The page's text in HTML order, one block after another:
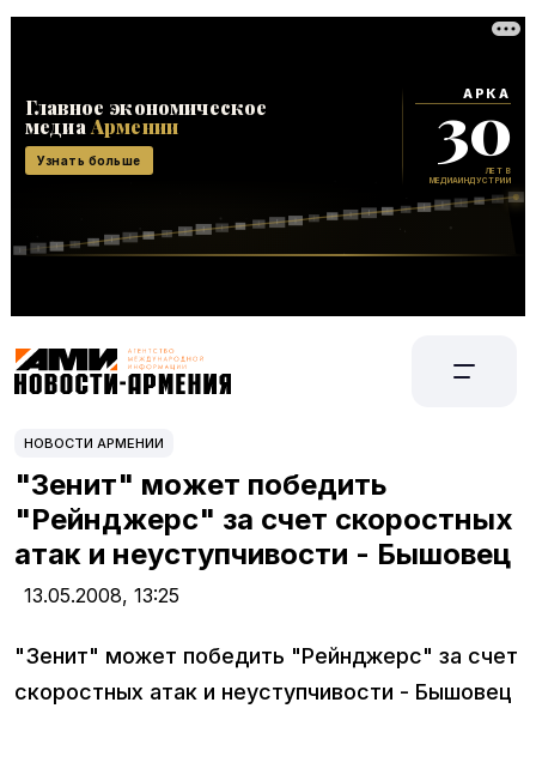
НОВОСТИ АРМЕНИИ
"Зенит" может победить
"Рейнджерс" за счет скоростных
атак и неуступчивости - Бышовец
13.05.2008, 13:25
"Зенит" может победить "Рейнджерс" за счет
скоростных атак и неуступчивости - Бышовец